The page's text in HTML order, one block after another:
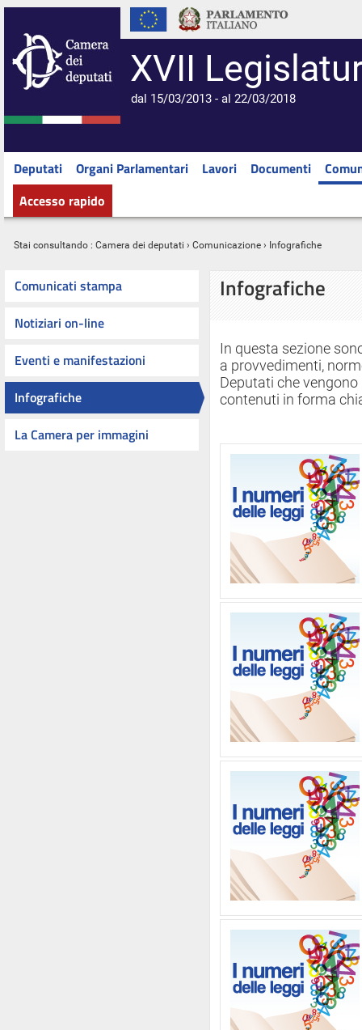
XVII
dal 15/03/2013 - al 22/03/2018
Deputati Organi Parlamentari Lavori Documenti
Accesso rapido
Stai consultando : Camera dei deputati › Comunicazione › Infografiche
Comunicati stampa
Notiziari on-line
Eventi e manifestazioni
Infografiche
La Camera per immagini
Infografiche
In questa sezione
a provvedimenti,
Deputati che
contenuti in forma